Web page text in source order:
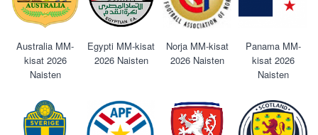
Australia MM-
kisat 2026
Naisten
Egypti MM-kisat
2026 Naisten
Norja MM-kisat
2026 Naisten
Panama MM-
kisat 2026
Naisten